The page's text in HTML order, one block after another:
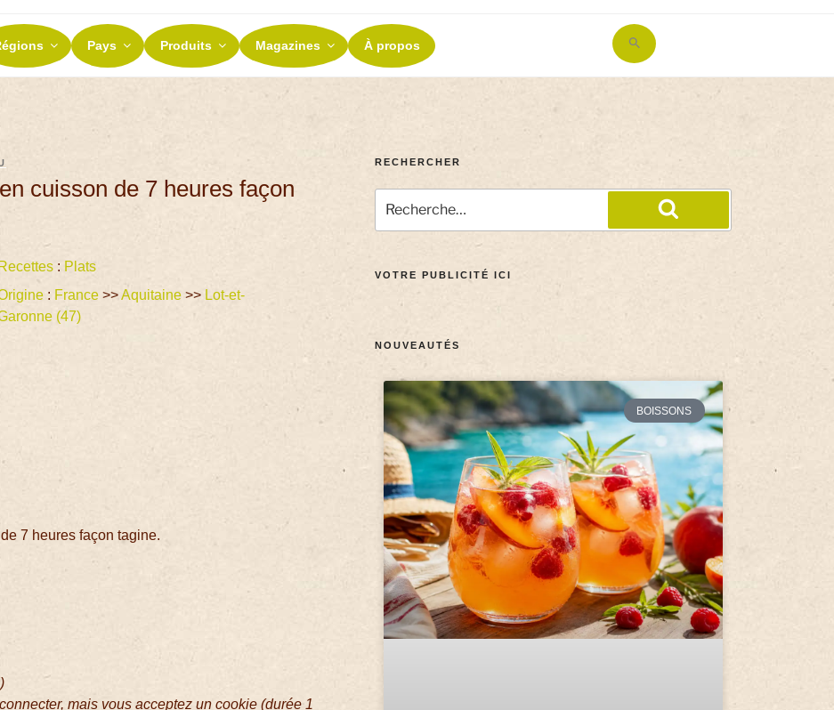
ET TERROIRS
de nos terroirs
Pays Produits Magazines À propos
Search
for:
cuisson de 7 heures façon
Recettes : Plats
: France >>Aquitaine >> Lot-et-
(47)
7 heures façon tagine.
mais vous acceptez un cookie (durée 1
RECHERCHER
VOTRE PUBLICITÉ ICI
NOUVEAUTÉS
BOISSONS